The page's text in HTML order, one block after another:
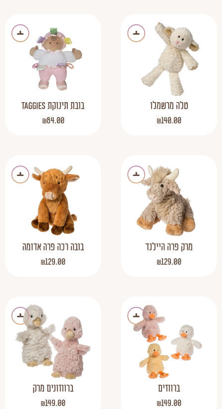
₪140.00
טלה מרשמלו
₪84.00
בובת תינוקת Taggies
₪129.00
מרק פרה היילנד
₪129.00
בובה רכה פרה אדומה
₪149.00
ברווזים
₪149.00
ברווזונים מרק